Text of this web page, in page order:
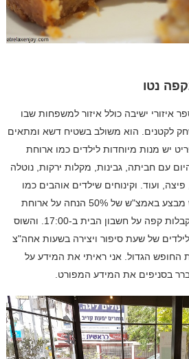
נטו
איזורי ישיבה כולל איזור למשפחות שבו
לקטנים. הוא משולב בשטיח דשא ומתאים
יש מנות מיוחדות לילדים כמו ארוחת
עם חביתה, גבינות, מקלות ירקות, נוטלה
פיצה, ועוד. וקינוחים שילדים אוהבים כמו
מזרק שוקולד. בחופש יש מבצע באמצ"ש של 50% הנחה על ארוחת
ילדים שניה והאמהות מקבלות קפה על חשבון הבית ב-17:00. והשוס
של שעת סיפור ויצירה בשעות אחה"צ
החופש הגדול. אני ראיתי את המידע על
בסניפים את המידע המפורט.